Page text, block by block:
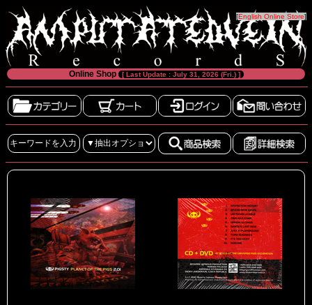
[English Online Store]
Online Shop [ Last Update : July 31, 2026 (Fri.) ]